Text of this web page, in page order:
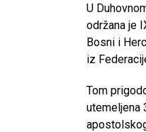
U
održana je
Bosni i
iz
Tom
utemeljena